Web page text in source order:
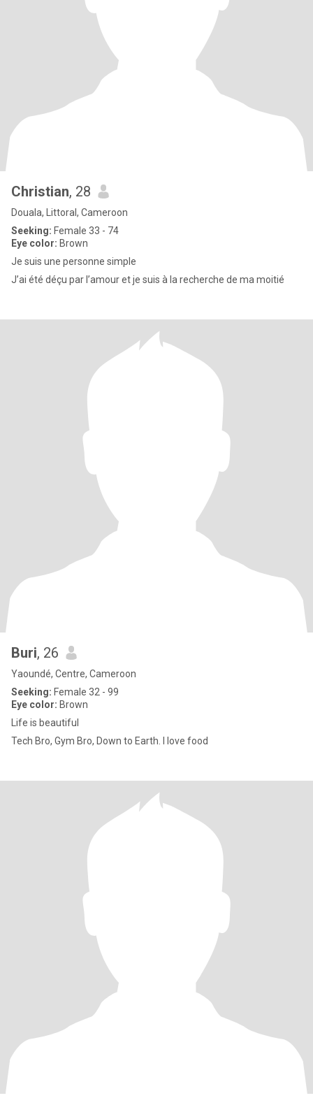
Christian, 28
Douala, Littoral, Cameroon
Seeking: Female 33 - 74
Eye color: Brown
Je suis une personne simple
J’ai été déçu par l’amour et je suis à la recherche de ma moitié
Buri, 26
Yaoundé, Centre, Cameroon
Seeking: Female 32 - 99
Eye color: Brown
Life is beautiful
Tech Bro, Gym Bro, Down to Earth. I love food